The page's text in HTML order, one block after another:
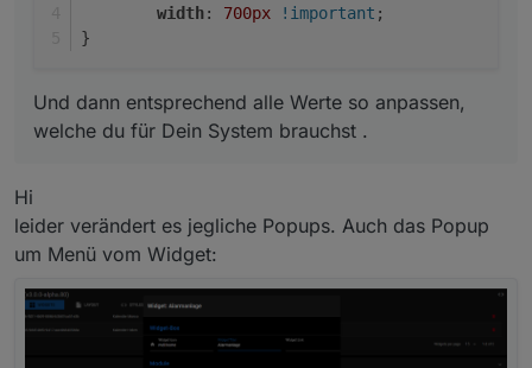
width: 700px !important ;
}
Und dann entsprechend alle Werte so anpassen,
welche du für Dein System brauchst .
Hi
leider verändert es jegliche Popups. Auch das Popup
um Menü vom Widget: